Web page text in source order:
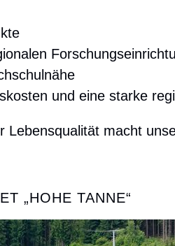
und eine starke
macht
„HOHE TANNE“